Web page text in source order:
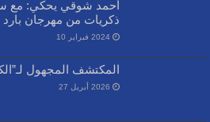
أحمد شوقي يحكي: مع
ذكريات من مهرجان
2024 فبراير 10
المكتشف المجهول
2026 أبريل 27